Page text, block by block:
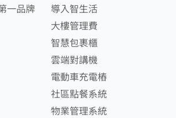
一品牌
導入智生活
大樓管理費
智慧包裹櫃
雲端對講機
電動車充電樁
社區點餐系統
物業管理系統